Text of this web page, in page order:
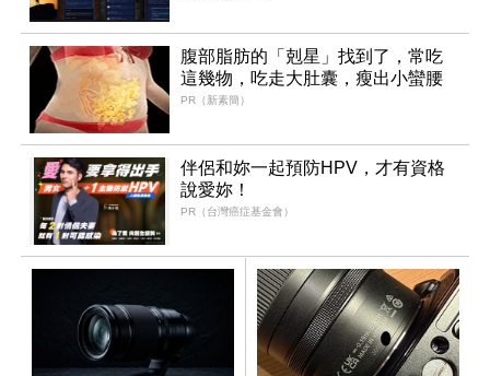
腹部脂肪的「剋星」找到了，常吃
這幾物，吃走大肚囊，瘦出小蠻腰
PR（新素簡）
伴侶和妳一起預防HPV，才有資格
說愛妳！
PR（台灣癌症基金會）